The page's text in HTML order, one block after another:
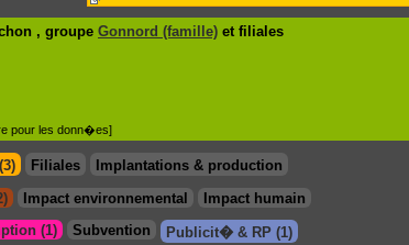
, groupe Gonnord (famille) et filiales
pour les donn�es]
Filiales
Implantations & production
Impact environnemental
Impact humain
(1) Subvention Publicit� & RP (1)